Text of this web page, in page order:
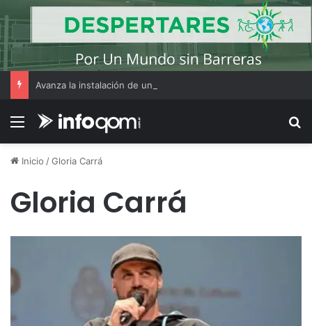
Menú
Inicio /Gloria Carrá
Gloria Carrá